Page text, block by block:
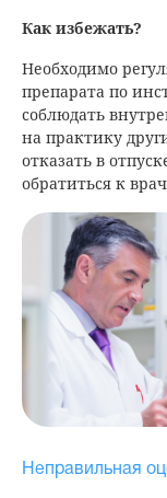
Как избежать?
Необходимо
препарата по
соблюдать
на практику
отказать в
обратиться к
Неправильная